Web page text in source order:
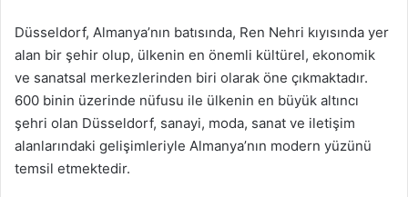
Düsseldorf, Almanya’nın batısında, Ren Nehri kıyısında yer
alan bir şehir olup, ülkenin en önemli kültürel, ekonomik
ve sanatsal merkezlerinden biri olarak öne çıkmaktadır.
600 binin üzerinde nüfusu ile ülkenin en büyük altıncı
şehri olan Düsseldorf, sanayi, moda, sanat ve iletişim
alanlarındaki gelişimleriyle Almanya’nın modern yüzünü
temsil etmektedir.